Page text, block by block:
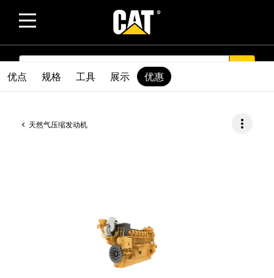
SEARCH
天然气压缩发动机 more_vert
优点 规格 工具 展示 优惠